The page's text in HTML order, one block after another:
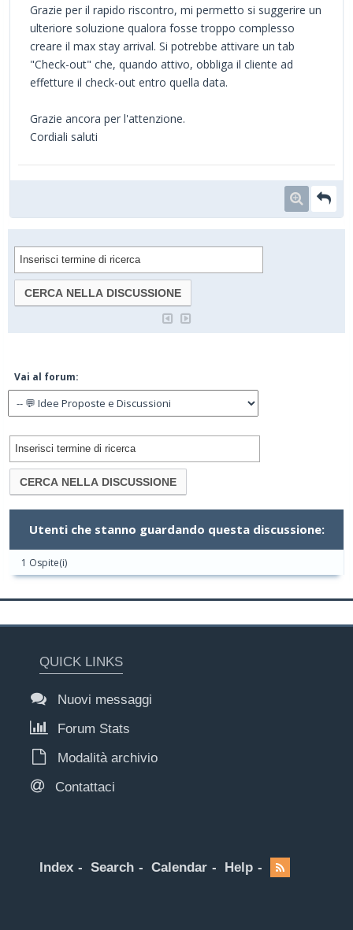
Grazie per il rapido riscontro, mi permetto si suggerire un
ulteriore soluzione qualora fosse troppo complesso
creare il max stay arrival. Si potrebbe attivare un tab
"Check-out" che, quando attivo, obbliga il cliente ad
effetture il check-out entro quella data.
Grazie ancora per l'attenzione.
Cordiali saluti
Vai al forum:
Utenti che stanno guardando questa discussione:
1 Ospite(i)
QUICK LINKS
Nuovi messaggi
Forum Stats
Modalità archivio
Contattaci
Index Search Calendar Help